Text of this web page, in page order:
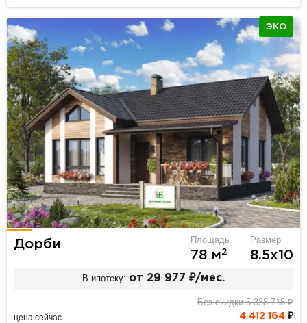
ЭКО
Дорби Площадь
78 м2
Размер
8.5х10
В ипотеку: от 29 977 ₽/мес.
Без скидки 5 338 718 ₽
цена сейчас 4 412 164₽